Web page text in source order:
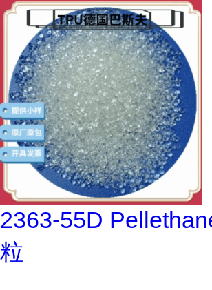
2363-55D
粒